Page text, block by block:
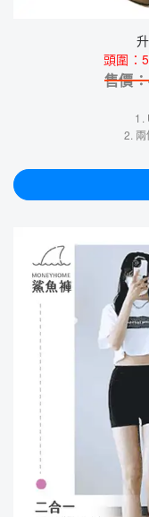
頭圍：
售價：
1.
2. 兩